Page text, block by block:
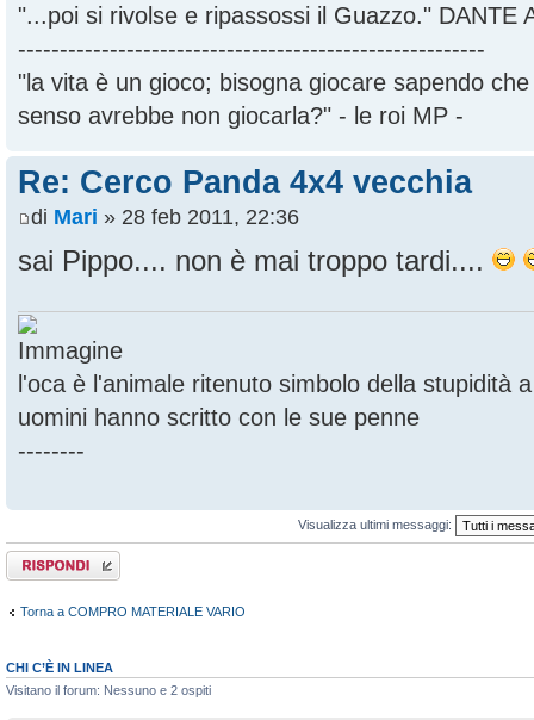
"...poi si rivolse e ripassossi il Guazzo." DANTE
--------------------------------------------------------
"la vita è un gioco; bisogna giocare sapendo
senso avrebbe non giocarla?" - le roi MP -
Re: Cerco Panda 4x4 vecchia
di Mari » 28 feb 2011, 22:36
sai Pippo.... non è mai troppo tardi....
l'oca è l'animale ritenuto simbolo della stupidità
uomini hanno scritto con le sue penne
--------
Visualizza ultimi messaggi:
Rispondi al
messaggio
Torna a COMPRO MATERIALE VARIO
CHI C’È IN LINEA
Visitano il forum: Nessuno e 2 ospiti